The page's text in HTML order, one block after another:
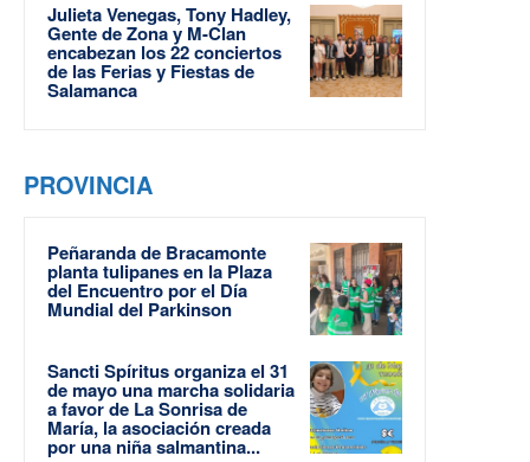
Julieta Venegas, Tony Hadley,
Gente de Zona y M-Clan
encabezan los 22 conciertos
de las Ferias y Fiestas de
Salamanca
PROVINCIA
Peñaranda de Bracamonte
planta tulipanes en la Plaza
del Encuentro por el Día
Mundial del Parkinson
Sancti Spíritus organiza el 31
de mayo una marcha solidaria
a favor de La Sonrisa de
María, la asociación creada
por una niña salmantina...